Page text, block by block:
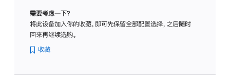
璃
需要考虑一下？
将此设备加入你的收藏，即可先保留全部配置选择，之后随时
回来再继续选购。
收藏